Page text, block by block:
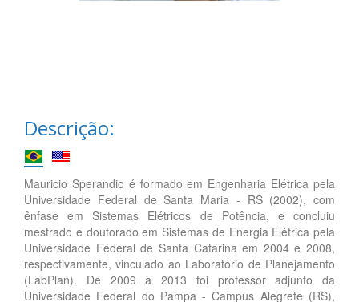
Descrição:
Mauricio Sperandio é formado em Engenharia Elétrica pela
Universidade Federal de Santa Maria - RS (2002), com
ênfase em Sistemas Elétricos de Potência, e concluiu
mestrado e doutorado em Sistemas de Energia Elétrica pela
Universidade Federal de Santa Catarina em 2004 e 2008,
respectivamente, vinculado ao Laboratório de Planejamento
(LabPlan). De 2009 a 2013 foi professor adjunto da
Universidade Federal do Pampa - Campus Alegrete (RS),